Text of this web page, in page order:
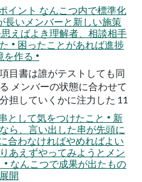
イント なんこつ内で標準化
長いメンバーと新しい施策
えばよき理解者、相談相手
• 困ったことがあれば進捗
作る •
目書は誰がテストしても同
メンバーの状態に合わせて
担していくかに注力した 11
として気をつけたこと • 新
ら、言い出した串が先頭に
合わなければやめればよい
あえずやってみようとメン
なんこつで成果が出たもの
開